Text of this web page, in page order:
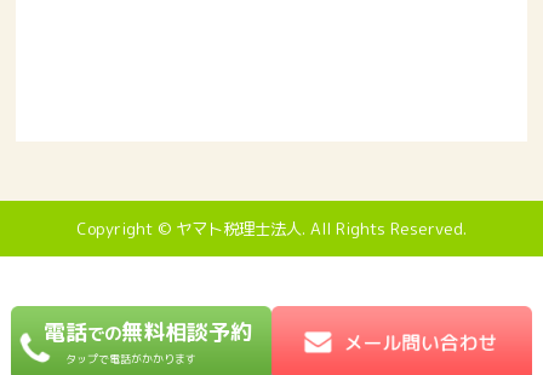
Copyright © ヤマト税理士法人. All Rights Reserved.
電話での無料相談予約
タップで電話がかかります